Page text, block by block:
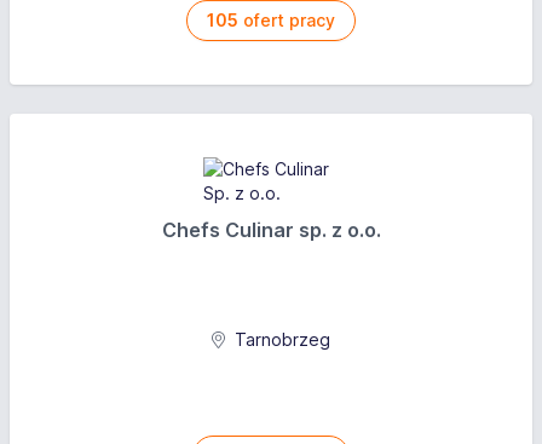
105 ofert pracy
Chefs Culinar sp. z o.o.
Tarnobrzeg